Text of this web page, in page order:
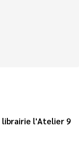
librairie l'Atelier 9